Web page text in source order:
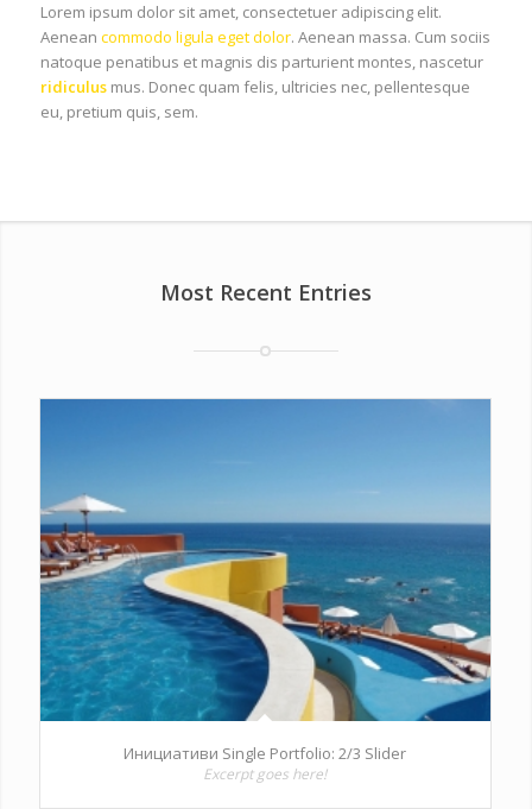
Lorem ipsum dolor sit amet, consectetuer adipiscing elit.
Aenean commodo ligula eget dolor. Aenean massa. Cum sociis
natoque penatibus et magnis dis parturient montes, nascetur
ridiculusmus. Donec quam felis, ultricies nec, pellentesque
eu, pretium quis, sem.
Most Recent Entries
Инициативи Single Portfolio: 2/3 Slider
Excerpt goes here!